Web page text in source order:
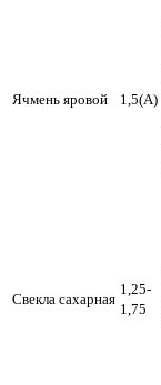
Ячмень яровой 1,5(А)
Свекла сахарная
1,25-
1,75